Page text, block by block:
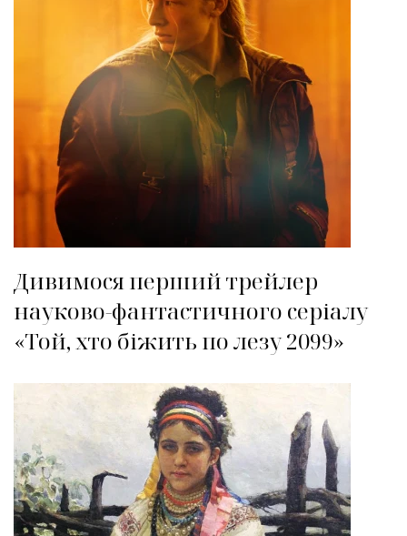
Дивимося перший трейлер
науково-фантастичного серіалу
«Той, хто біжить по лезу 2099»